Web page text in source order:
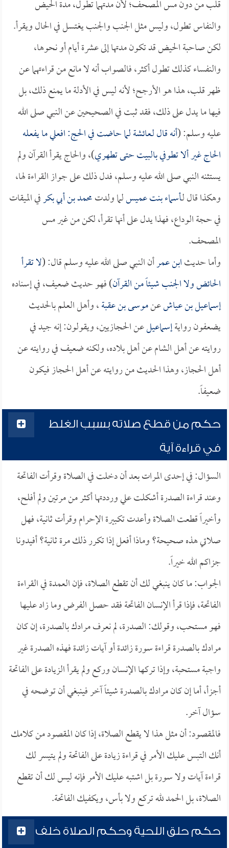
قلب من دون مس المصحف؛ لأن مدتهما تطول، مدة الحيض
والنفاس تطول، وليس مثل الجنب والجنب يغتسل في الحال ويقرأ.
لكن صاحبة الحيض قد تكون مدتها إلى عشرة أيام أو نحوها،
والنفساء كذلك تطول أكثر، فالصواب أنه لا مانع من قراءتهما عن
ظهر قلب، هذا هو الأرجح؛ لأنه ليس في الأدلة ما يمنع ذلك، بل
فيها ما يدل على ذلك، فقد ثبت في الصحيحين عن النبي صلى الله
عليه وسلم: (أنه قال لـعائشةلما حاضت في الحج: افعلي ما يفعله
الحاج غير ألا تطوفي بالبيت حتى تطهري)، والحاج يقرأ القرآن ولم
يستثنه النبي صلى الله عليه وسلم، فدل ذلك على جواز القراءة لها،
وهكذا قال لـأسماء بنت عميسلما ولدتمحمد بن أبي بكرفي الميقات
في حجة الوداع، فهذا يدل على أنها تقرأ، لكن من غير مس
المصحف.
وأما حديثابن عمرأن النبي صلى الله عليه وسلم قال: (لا تقرأ
الحائض ولا الجنب شيئاً من القرآن) فهو حديث ضعيف، في إسناده
إسماعيل بن عياشعنموسى بن عقبة، وأهل العلم بالحديث
يضعفون روايةإسماعيلعن الحجازيين، ويقولون: إنه جيد في
روايته عن أهل الشام عن أهل بلاده، ولكنه ضعيف في روايته عن
أهل الحجاز، وهذا الحديث من روايته عن أهل الحجاز فيكون
ضعيفاً.
حكم من قطع صلاته بسبب الغلط
في قراءة آية
السؤال: في إحدى المرات بعد أن دخلت في الصلاة وقرأت الفاتحة
وعند قراءة الصدرة أشكلت علي ورددتها أكثر من مرتين ولم أفلح،
وأخيراً قطعت الصلاة وأعدت تكبيرة الإحرام وقرأت ثانية، فهل
صلاتي هذه صحيحة؟ وماذا أفعل إذا تكرر ذلك مرة ثانية؟ أفيدونا
جزاكم الله خيراً.
الجواب: ما كان ينبغي لك أن تقطع الصلاة، فإن العمدة في القراءة
الفاتحة، فإذا قرأ الإنسان الفاتحة فقد حصل الفرض وما زاد عليها
فهو مستحب، وقولك: الصدرة، لم نعرف مرادك بالصدرة، إن كان
مرادك بالصدرة قراءة سورة زائدة أو آيات زائدة فهذه الصدرة غير
واجبة مستحبة، وإذا تركها الإنسان وركع ولم يقرأ الزيادة على الفاتحة
أجزأ، أما إن كان مرادك بالصدرة شيئاً آخر فينبغي أن توضحه في
سؤال آخر.
فالمقصود: أن مثل هذا لا يقطع الصلاة، إذا كان المقصود من كلامك
أنك التبس عليك الأمر في قراءة زيادة على الفاتحة ولم يتيسر لك
قراءة آيات ولا سورة بل اشتبه عليك الأمر فإنه ليس لك أن تقطع
الصلاة، بل الحمد لله تركع ولا بأس، ويكفيك الفاتحة.
حكم حلق اللحية وحكم الصلاة خلف